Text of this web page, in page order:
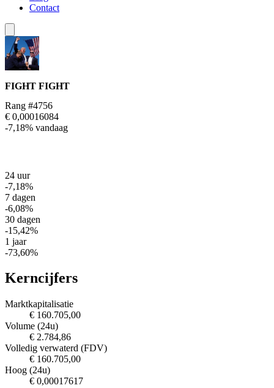
Contact
FIGHT FIGHT
Rang #4756
€ 0,00016084
-7,18% vandaag
24 uur
-7,18%
7 dagen
-6,08%
30 dagen
-15,42%
1 jaar
-73,60%
Kerncijfers
Marktkapitalisatie
€ 160.705,00
Volume (24u)
€ 2.784,86
Volledig verwaterd (FDV)
€ 160.705,00
Hoog (24u)
€ 0,00017617